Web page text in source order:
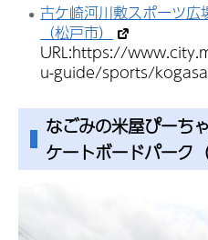
古ケ崎河川敷スポーツ広
（松戸市）
URL:https://
u-guide/sports/
なごみの米屋ぴーち
ケートボードパーク